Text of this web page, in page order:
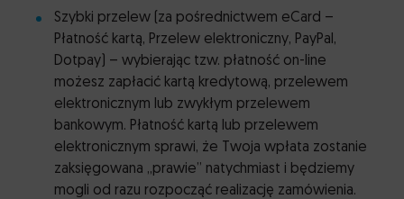
Szybki przelew (za pośrednictwem eCard –
Płatność kartą, Przelew elektroniczny, PayPal,
Dotpay) – wybierając tzw. płatność on-line
możesz zapłacić kartą kredytową, przelewem
elektronicznym lub zwykłym przelewem
bankowym. Płatność kartą lub przelewem
elektronicznym sprawi, że Twoja wpłata zostanie
zaksięgowana „prawie” natychmiast i będziemy
mogli od razu rozpocząć realizację zamówienia.